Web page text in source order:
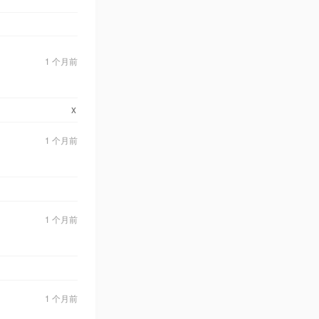
1 个月前
x
1 个月前
1 个月前
1 个月前